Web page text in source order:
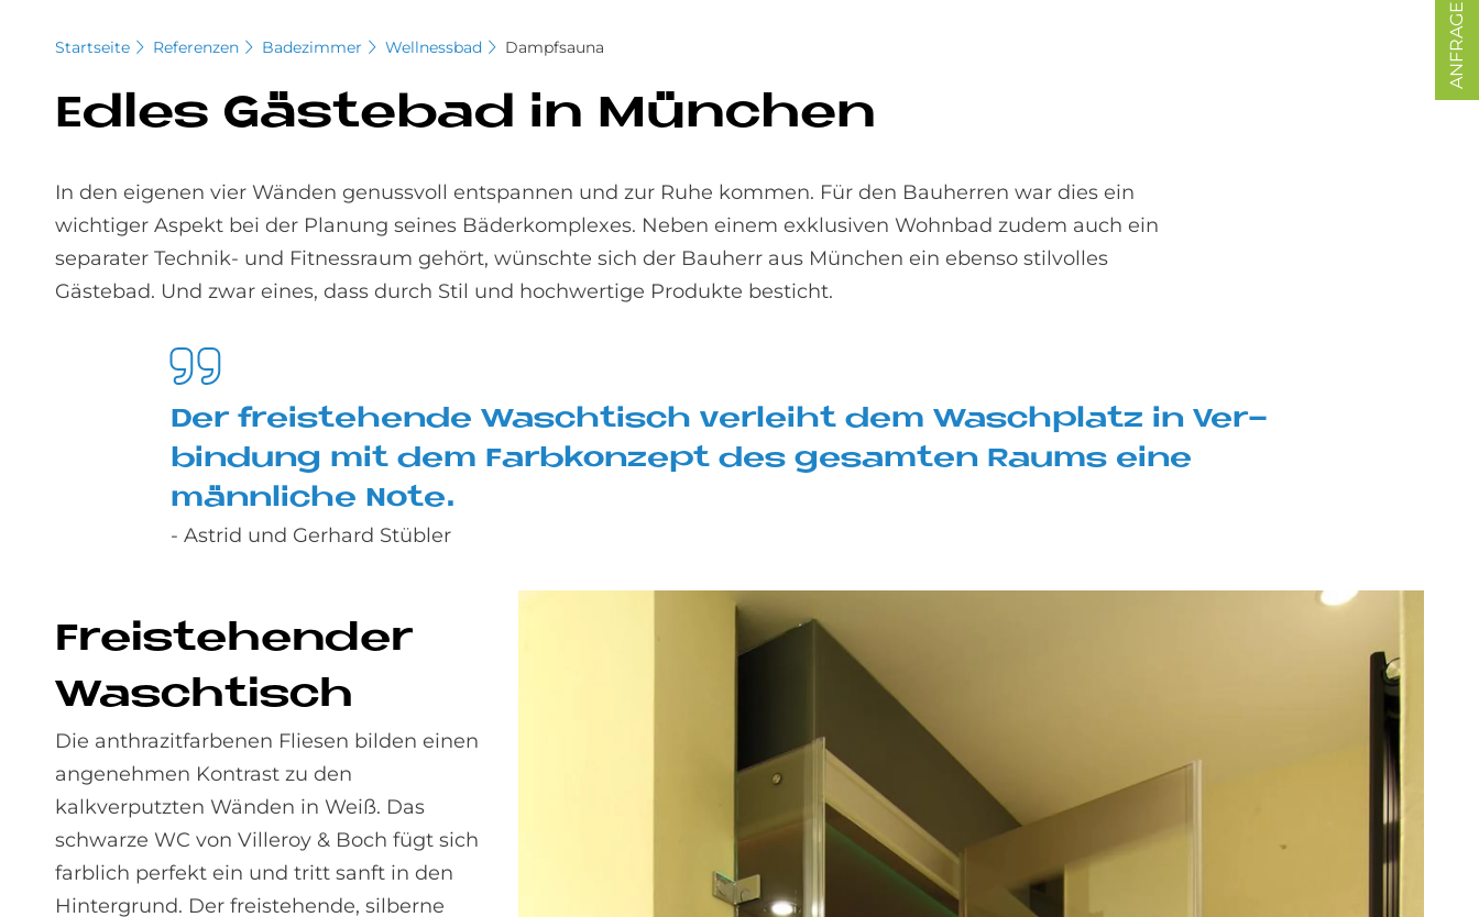
Startseite Referenzen Badezimmer Wellnessbad Dampfsauna
Ed­les Gä­ste­bad in Mün­chen
In den eigenen vier Wänden genussvoll entspannen und zur Ruhe kommen. Für den Bauherren war dies ein
wichtiger Aspekt bei der Planung seines Bäderkomplexes. Neben einem exklusiven Wohnbad zudem auch ein
separater Technik- und Fitnessraum gehört, wünschte sich der Bauherr aus München ein ebenso stilvolles
Gästebad. Und zwar eines, dass durch Stil und hochwertige Produkte besticht.
Der frei­ste­hen­de Wasch­tisch ver­lei­ht dem Wasch­pla­tz in Ver­
bin­dung mit dem Farb­kon­ze­pt des ge­sam­ten Raums eine
männ­li­che Note.
- Astrid und Gerhard Stübler
Frei­ste­hen­der
Wasch­tisch
Die anthrazitfarbenen Fliesen bilden einen
angenehmen Kontrast zu den
kalkverputzten Wänden in Weiß. Das
schwarze WC von Villeroy & Boch fügt sich
farblich perfekt ein und tritt sanft in den
Hintergrund. Der freistehende, silberne
ANFRAGE